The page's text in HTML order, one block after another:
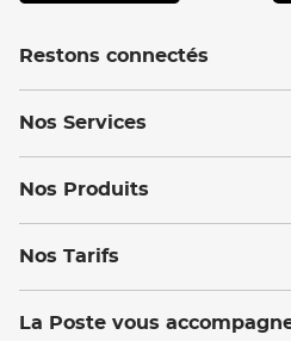
Restons connectés
Nos Services
Nos Produits
Nos Tarifs
La Poste vous